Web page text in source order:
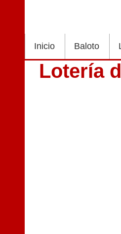
Inicio Baloto
Lotería